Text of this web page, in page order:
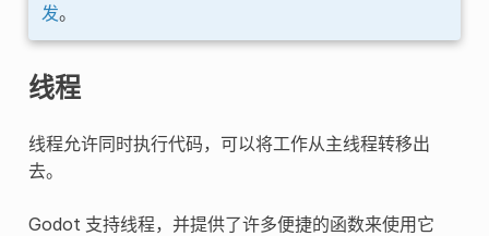
发。
线程
线程允许同时执行代码，可以将工作从主线程转移出
去。
Godot 支持线程，并提供了许多便捷的函数来使用它